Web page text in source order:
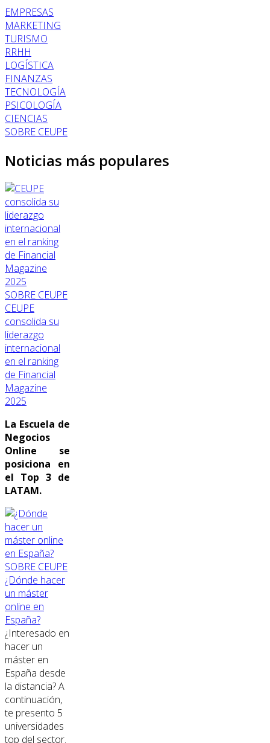
EMPRESAS
MARKETING
TURISMO
RRHH
LOGÍSTICA
FINANZAS
TECNOLOGÍA
PSICOLOGÍA
CIENCIAS
SOBRE CEUPE
Noticias más populares
SOBRE CEUPE
CEUPE
consolida su
liderazgo
internacional
en el ranking
de Financial
Magazine
2025
La Escuela de
Negocios
Online se
posiciona en
el Top 3 de
LATAM.
SOBRE CEUPE
¿Dónde hacer
un máster
online en
España?
¿Interesado en
hacer un
máster en
España desde
la distancia? A
continuación,
te presento 5
universidades
top del sector.